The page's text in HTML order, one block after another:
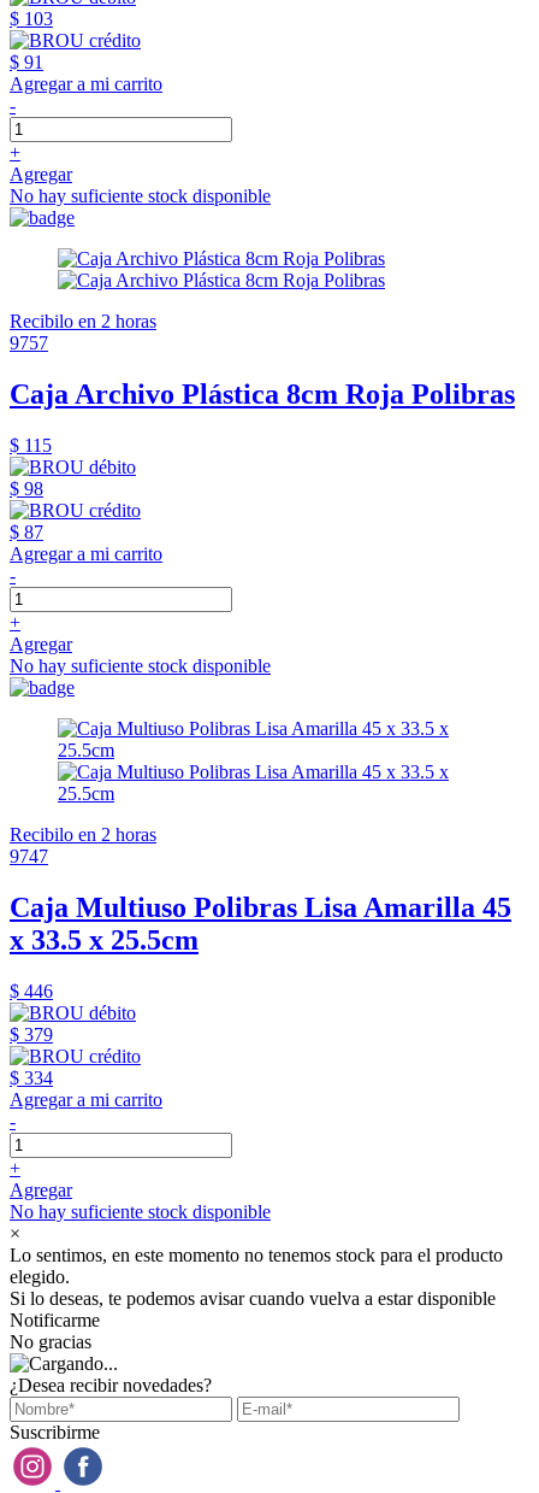
$ 103
$ 91
Agregar a mi carrito
-
+
Agregar
No hay suficiente stock disponible
Recibilo en 2 horas
9757
Caja Archivo Plástica 8cm Roja Polibras
$ 115
$ 98
$ 87
Agregar a mi carrito
-
+
Agregar
No hay suficiente stock disponible
Recibilo en 2 horas
9747
Caja Multiuso Polibras Lisa Amarilla 45
x 33.5 x 25.5cm
$ 446
$ 379
$ 334
Agregar a mi carrito
-
+
Agregar
No hay suficiente stock disponible
×
Lo sentimos, en este momento no tenemos stock para el producto
elegido.
Si lo deseas, te podemos avisar cuando vuelva a estar disponible
Notificarme
No gracias
¿Desea recibir novedades?
Suscribirme